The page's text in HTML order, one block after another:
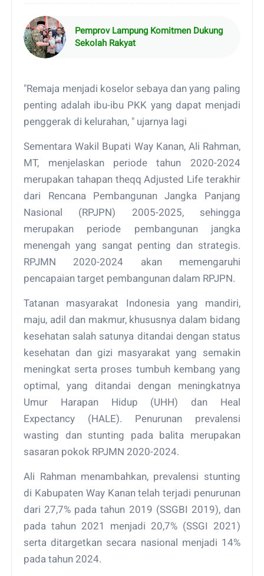
Pemprov Lampung Komitmen Dukung
Sekolah Rakyat
"Remaja menjadi koselor sebaya dan yang paling
penting adalah ibu-ibu PKK yang dapat menjadi
penggerak di kelurahan, " ujarnya lagi
Sementara Wakil Bupati Way Kanan, Ali Rahman,
MT, menjelaskan periode tahun 2020-2024
merupakan tahapan theqq Adjusted Life terakhir
dari Rencana Pembangunan Jangka Panjang
Nasional (RPJPN) 2005-2025, sehingga
merupakan periode pembangunan jangka
menengah yang sangat penting dan strategis.
RPJMN 2020-2024 akan memengaruhi
pencapaian target pembangunan dalam RPJPN.
Tatanan masyarakat Indonesia yang mandiri,
maju, adil dan makmur, khususnya dalam bidang
kesehatan salah satunya ditandai dengan status
kesehatan dan gizi masyarakat yang semakin
meningkat serta proses tumbuh kembang yang
optimal, yang ditandai dengan meningkatnya
Umur Harapan Hidup (UHH) dan Heal
Expectancy (HALE). Penurunan prevalensi
wasting dan stunting pada balita merupakan
sasaran pokok RPJMN 2020-2024.
Ali Rahman menambahkan, prevalensi stunting
di Kabupaten Way Kanan telah terjadi penurunan
dari 27,7% pada tahun 2019 (SSGBI 2019), dan
pada tahun 2021 menjadi 20,7% (SSGI 2021)
serta ditargetkan secara nasional menjadi 14%
pada tahun 2024.